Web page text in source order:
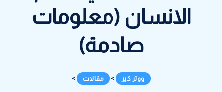
الانسان (معلومات
صادمة)
ووتر كير > مقالات >